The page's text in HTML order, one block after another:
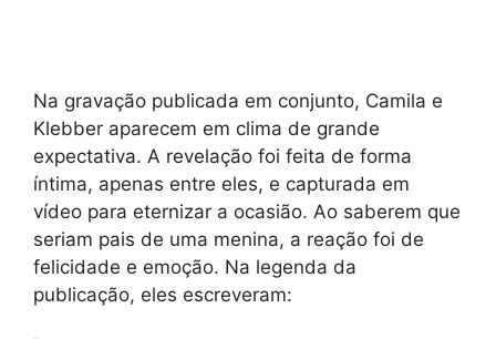
Na gravação publicada em conjunto, Camila e
Klebber aparecem em clima de grande
expectativa. A revelação foi feita de forma
íntima, apenas entre eles, e capturada em
vídeo para eternizar a ocasião. Ao saberem que
seriam pais de uma menina, a reação foi de
felicidade e emoção. Na legenda da
publicação, eles escreveram: